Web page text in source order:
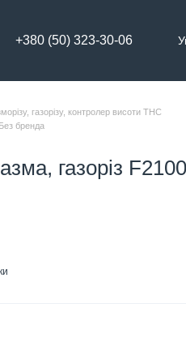
+380 (50) 323-30-06
газорізу, контролер висоти THC
бренда
газоріз